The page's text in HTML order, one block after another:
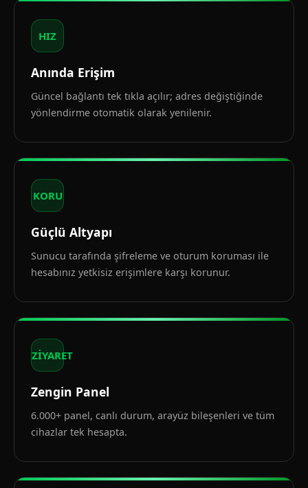
HIZ
Anında Erişim
Güncel bağlantı tek tıkla açılır; adres değiştiğinde
yönlendirme otomatik olarak yenilenir.
KORU
Güçlü Altyapı
Sunucu tarafında şifreleme ve oturum koruması ile
hesabınız yetkisiz erişimlere karşı korunur.
ZİYARET
Zengin Panel
6.000+ panel, canlı durum, arayüz bileşenleri ve tüm
cihazlar tek hesapta.